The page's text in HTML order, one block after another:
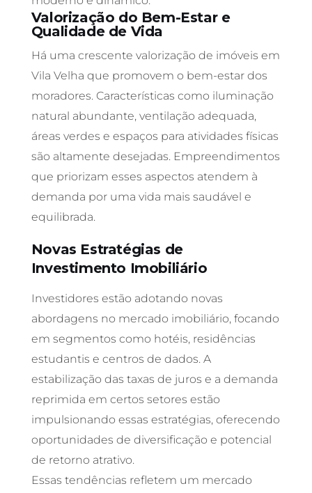
Valorização do Bem-Estar e
Qualidade de Vida
Há uma crescente valorização de imóveis em
Vila Velha que promovem o bem-estar dos
moradores. Características como iluminação
natural abundante, ventilação adequada,
áreas verdes e espaços para atividades físicas
são altamente desejadas. Empreendimentos
que priorizam esses aspectos atendem à
demanda por uma vida mais saudável e
equilibrada.
Novas Estratégias de
Investimento Imobiliário
Investidores estão adotando novas
abordagens no mercado imobiliário, focando
em segmentos como hotéis, residências
estudantis e centros de dados. A
estabilização das taxas de juros e a demanda
reprimida em certos setores estão
impulsionando essas estratégias, oferecendo
oportunidades de diversificação e potencial
de retorno atrativo.
Essas tendências refletem um mercado